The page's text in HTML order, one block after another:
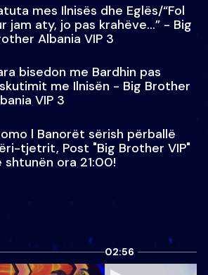
mes Ilnisës dhe Eglës/“Fol
jam aty, jo pas krahëve…” - Big
Albania VIP 3
bisedon me Bardhin pas
me Ilnisën - Big Brother
VIP 3
l Banorët sërish përballë
tjetrit, Post "Big Brother VIP"
shtunën ora 21:00!
02:56